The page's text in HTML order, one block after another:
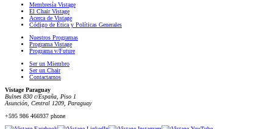
Membresía Vistage
El Chair Vistage
Acerca de Vistage
Código de Ética y Políticas Generales
Nuestros Programas
Programa Vistage
Programa v/Future
Ser un Miembro
Ser un Chair
Contactarnos
Vistage Paraguay
Bulnes 830 c/España, Piso 1
Asunción, Central 1209, Paraguay
+595 986 466937 phone